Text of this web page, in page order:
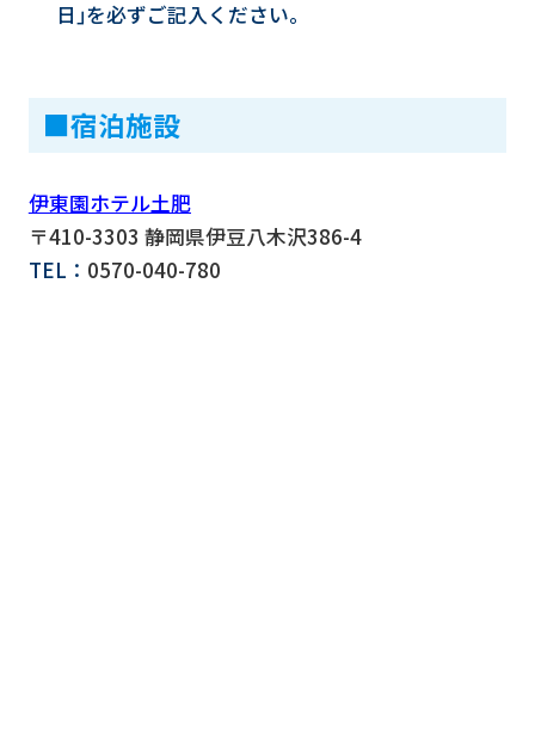
日｣を必ずご記入ください。
■宿泊施設
伊東園ホテル土肥
〒410-3303 静岡県伊豆八木沢386-4
TEL： 0570-040-780